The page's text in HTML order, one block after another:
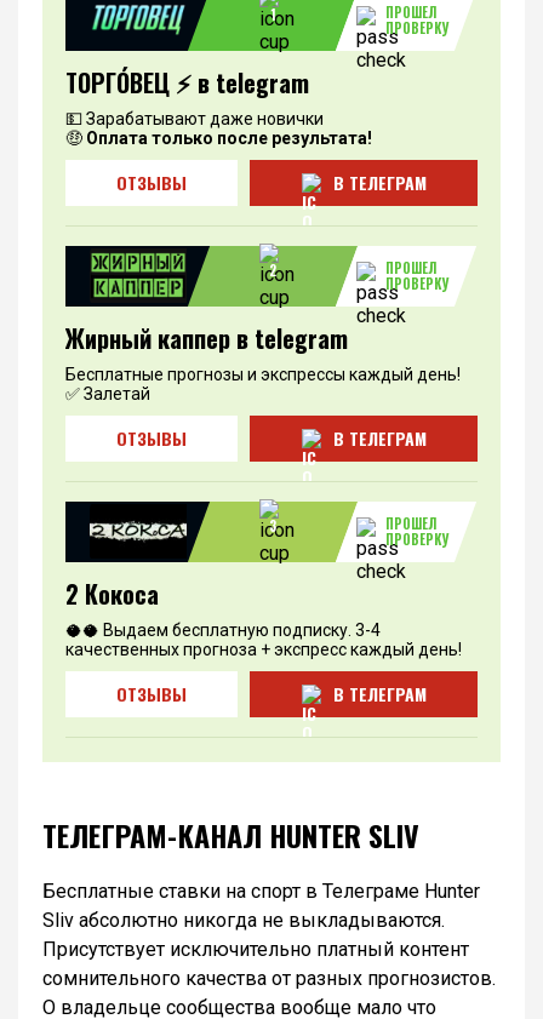
1
ПРОШЕЛ
ПРОВЕРКУ
ТОРГО́ВЕЦ ⚡️ в telegram
💵 Зарабатывают даже новички
🤑 Оплата только после результата!
ОТЗЫВЫ В ТЕЛЕГРАМ
2
ПРОШЕЛ
ПРОВЕРКУ
Жирный каппер в telegram
Бесплатные прогнозы и экспрессы каждый день!
✅ Залетай
ОТЗЫВЫ В ТЕЛЕГРАМ
3
ПРОШЕЛ
ПРОВЕРКУ
2 Кокоса
🥥🥥 Выдаем бесплатную подписку. 3-4
качественных прогноза + экспресс каждый день!
ОТЗЫВЫ В ТЕЛЕГРАМ
ТЕЛЕГРАМ-КАНАЛ HUNTER SLIV
Бесплатные ставки на спорт в Телеграме Hunter
Sliv абсолютно никогда не выкладываются.
Присутствует исключительно платный контент
сомнительного качества от разных прогнозистов.
О владельце сообщества вообще мало что